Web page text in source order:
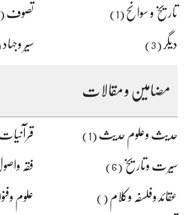
تصوف (2) تاریخ و سوانح (1)
سیر وجہاد دیگر (3)
مضامین و مقالات
حدیث وعلوم حدیث (1)
فقہ سیرت وتاریخ (6)
علوم عقائد وفلسفہ وکلام ()